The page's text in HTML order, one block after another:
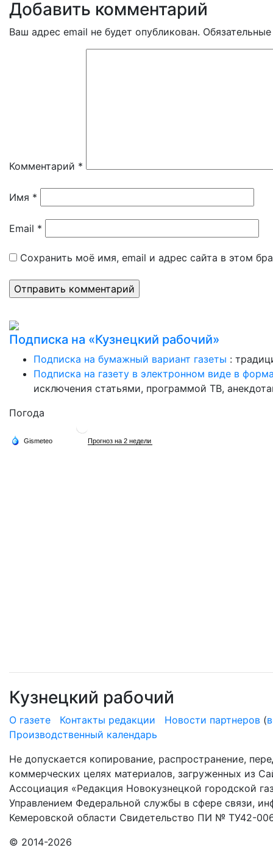
Добавить комментарий
Ваш адрес email не будет опубликован.
Комментарий *
Имя *
Email *
Сохранить моё имя, email и адрес сайта в этом
Подписка на «Кузнецкий рабочий»
Подписка на бумажный вариант газеты :
Подписка на газету в электронном виде в
исключения статьями, программой ТВ,
Погода
Кузнецкий рабочий
О газете Контакты редакции Новости партнеров (
Производственный календарь
Не допускается копирование, распространение,
коммерческих целях материалов, загруженных из
Ассоциация «Редакция Новокузнецкой городской
Управлением Федеральной службы в сфере связи,
Кемеровской области Свидетельство ПИ № ТУ42-
© 2014-2026